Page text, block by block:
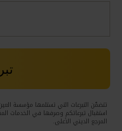
تتضمّن التبرعات التي تستلمها مؤسسة
استقبال تبرعاتكم وصرفها في الخدمات
المرجع الديني الأعلى.